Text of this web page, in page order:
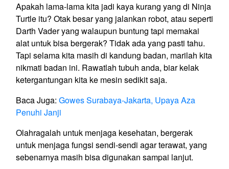
Apakah lama-lama kita jadi kaya kurang yang di Ninja
Turtle itu? Otak besar yang jalankan robot, atau seperti
Darth Vader yang walaupun buntung tapi memakai
alat untuk bisa bergerak? Tidak ada yang pasti tahu.
Tapi selama kita masih di kandung badan, marilah kita
nikmati badan ini. Rawatlah tubuh anda, biar kelak
ketergantungan kita ke mesin sedikit saja.
Baca Juga: Gowes Surabaya-Jakarta, Upaya Aza
Penuhi Janji
Olahragalah untuk menjaga kesehatan, bergerak
untuk menjaga fungsi sendi-sendi agar terawat, yang
sebenarnya masih bisa digunakan sampai lanjut.